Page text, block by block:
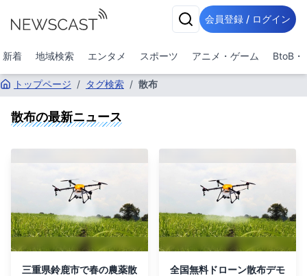
会員登録 / ログイン
新着 地域検索 エンタメ スポーツ アニメ・ゲーム BtoB・
トップページ / タグ検索 / 散布
散布の最新ニュース
三重県鈴鹿市で春の農薬散
全国無料ドローン散布デモ